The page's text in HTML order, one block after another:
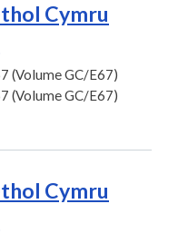
Cymru
(Volume GC/E67)
(Volume GC/E67)
Cymru